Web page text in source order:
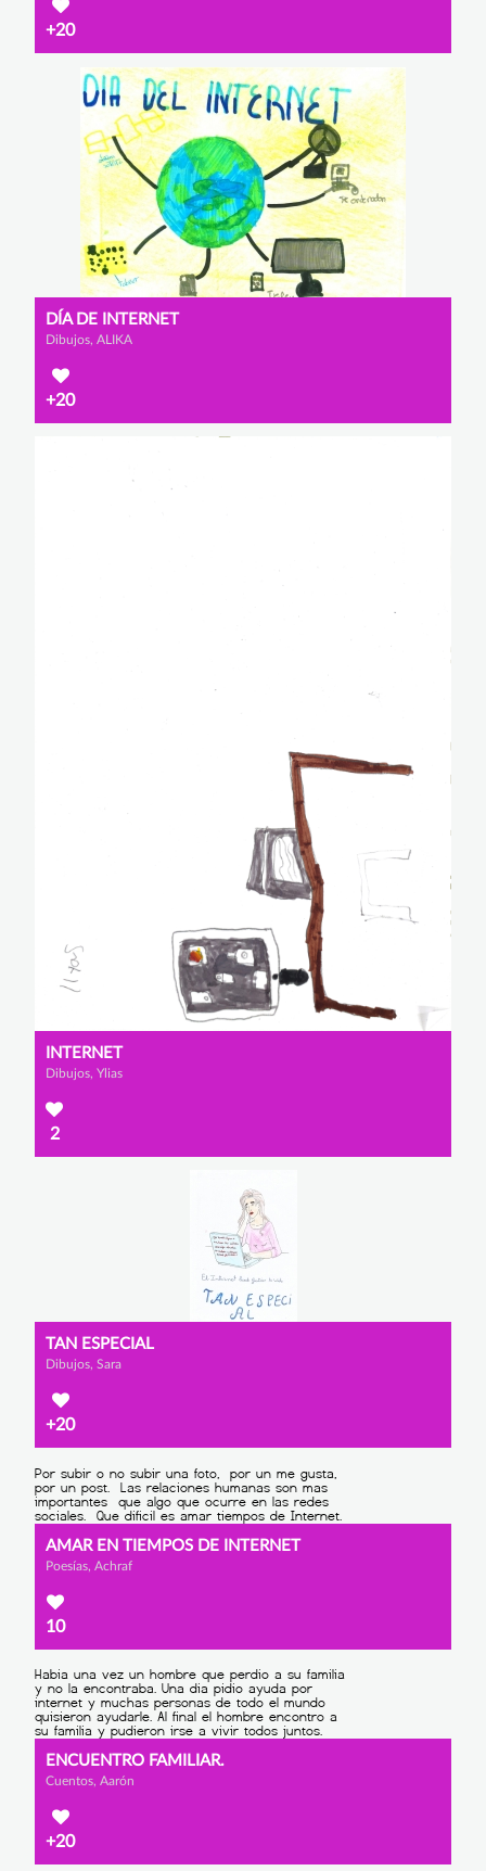
+20
DÍA DE INTERNET
Dibujos, ALIKA
+20
INTERNET
Dibujos, Ylias
2
TAN ESPECIAL
Dibujos, Sara
+20
AMAR EN TIEMPOS DE INTERNET
Poesías, Achraf
10
ENCUENTRO FAMILIAR.
Cuentos, Aarón
+20